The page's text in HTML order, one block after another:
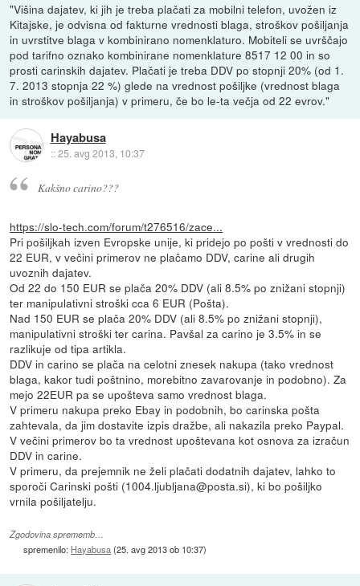
"Višina dajatev, ki jih je treba plačati za mobilni telefon, uvožen iz
Kitajske, je odvisna od fakturne vrednosti blaga, stroškov pošiljanja
in uvrstitve blaga v kombinirano nomenklaturo. Mobiteli se uvrščajo
pod tarifno oznako kombinirane nomenklature 8517 12 00 in so
prosti carinskih dajatev. Plačati je treba DDV po stopnji 20% (od 1.
7. 2013 stopnja 22 %) glede na vrednost pošiljke (vrednost blaga
in stroškov pošiljanja) v primeru, če bo le-ta večja od 22 evrov."
Hayabusa
::25. avg 2013, 10:37
Kakšno carino???
https://slo-tech.com/forum/t276516/zace...
Pri pošiljkah izven Evropske unije, ki pridejo po pošti v vrednosti do
22 EUR, v večini primerov ne plačamo DDV, carine ali drugih
uvoznih dajatev.
Od 22 do 150 EUR se plača 20% DDV (ali 8.5% po znižani stopnji)
ter manipulativni stroški cca 6 EUR (Pošta).
Nad 150 EUR se plača 20% DDV (ali 8.5% po znižani stopnji),
manipulativni stroški ter carina. Pavšal za carino je 3.5% in se
razlikuje od tipa artikla.
DDV in carino se plača na celotni znesek nakupa (tako vrednost
blaga, kakor tudi poštnino, morebitno zavarovanje in podobno). Za
mejo 22EUR pa se upošteva samo vrednost blaga.
V primeru nakupa preko Ebay in podobnih, bo carinska pošta
zahtevala, da jim dostavite izpis dražbe, ali nakazila preko Paypal.
V večini primerov bo ta vrednost upoštevana kot osnova za izračun
DDV in carine.
V primeru, da prejemnik ne želi plačati dodatnih dajatev, lahko to
sporoči Carinski pošti (1004.ljubljana@posta.si), ki bo pošiljko
vrnila pošiljatelju.
Zgodovina sprememb…
spremenilo: Hayabusa(25. avg 2013 ob 10:37)